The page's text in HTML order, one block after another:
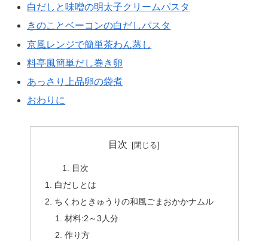
白だしと味噌の明太子クリームパスタ
きのことベーコンの白だしパスタ
京風レンジで簡単茶わん蒸し
料亭風簡単だし巻き卵
あっさり上品卵の袋煮
おわりに
目次
目次
白だしとは
ちくわときゅうりの和風ごまおかかナムル
材料:2～3人分
作り方